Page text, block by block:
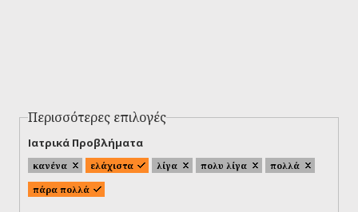
Περισσότερες επιλογές
Ιατρικά Προβλήματα
κανένα ελάχιστα λίγα πολυ λίγα
πολλά
πάρα πολλά